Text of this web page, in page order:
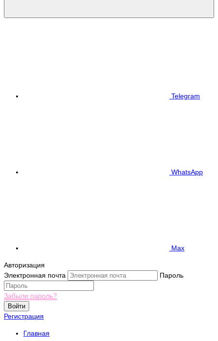
Telegram
WhatsApp
Max
Авторизация
Электронная почта
Пароль
Забыли пароль?
Войти
Регистрация
Главная